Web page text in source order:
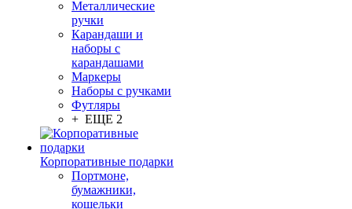
Металлические
ручки
Карандаши и
наборы с
карандашами
Маркеры
Наборы с ручками
Футляры
+ ЕЩЕ 2
Корпоративные подарки
Портмоне,
бумажники,
кошельки